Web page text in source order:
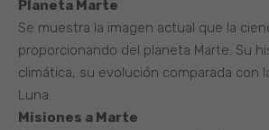
Planeta Marte
Se muestra la imagen actual que la
proporcionando del planeta Marte. Su
climática, su evolución comparada con
Luna.
Misiones a Marte